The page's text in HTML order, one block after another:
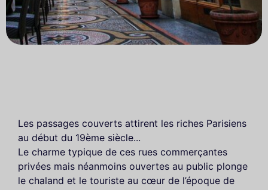
Les passages couverts attirent les riches Parisiens
au début du 19ème siècle...
Le charme typique de ces rues commerçantes
privées mais néanmoins ouvertes au public plonge
le chaland et le touriste au cœur de l’époque de